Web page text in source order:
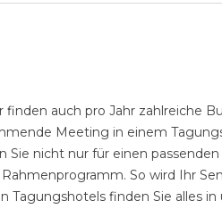
auch pro Jahr zahlreiche
Meeting in einem
Sie nicht nur für einen passenden
So wird Ihr
Tagungshotels finden Sie alles